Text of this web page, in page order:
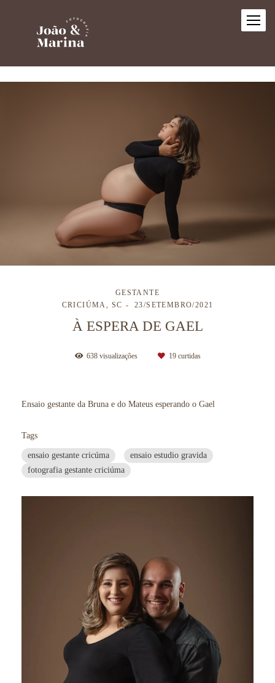
GESTANTE
CRICIÚMA, SC
23/SETEMBRO/2021
À ESPERA DE GAEL
638visualizações 19curtidas
Ensaio gestante da Bruna e do Mateus esperando o Gael
Tags
ensaio gestante cricúma
ensaio estudio gravida
fotografia gestante criciúma